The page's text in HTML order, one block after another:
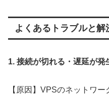
よくあるトラブルと解
1. 接続が切れる・遅延が発
【原因】VPSのネットワ